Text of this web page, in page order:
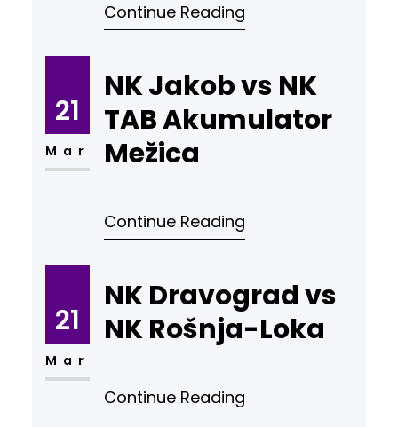
Continue Reading
21
Mar
NK Jakob vs NK
TAB Akumulator
Mežica
Continue Reading
21
Mar
NK Dravograd vs
NK Rošnja-Loka
Continue Reading